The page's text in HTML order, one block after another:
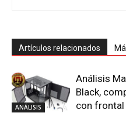
Artículos relacionados
ANÁLISIS
Análisis
Black,
con